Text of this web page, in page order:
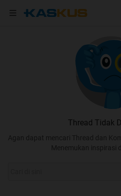
Thread Tidak
Agan dapat mencari Thread dan
Menemukan inspirasi